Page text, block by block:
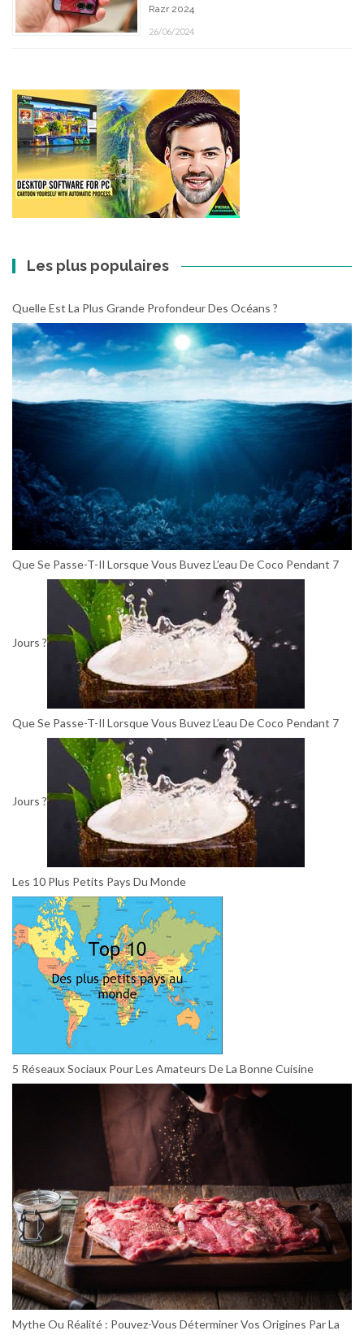
Razr 2024
26/06/2024
Les plus populaires
Quelle Est La Plus Grande Profondeur Des Océans ?
Que Se Passe-T-Il Lorsque Vous Buvez L’eau De Coco Pendant 7
Jours ?
Que Se Passe-T-Il Lorsque Vous Buvez L’eau De Coco Pendant 7
Jours ?
Les 10 Plus Petits Pays Du Monde
5 Réseaux Sociaux Pour Les Amateurs De La Bonne Cuisine
Mythe Ou Réalité : Pouvez-Vous Déterminer Vos Origines Par La